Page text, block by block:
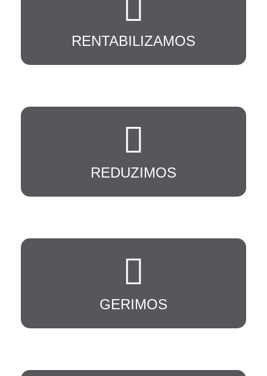
RENTABILIZAMOS
REDUZIMOS
Custos operacionais e tempos
GERIMOS
Redes convergentes de voz e dados